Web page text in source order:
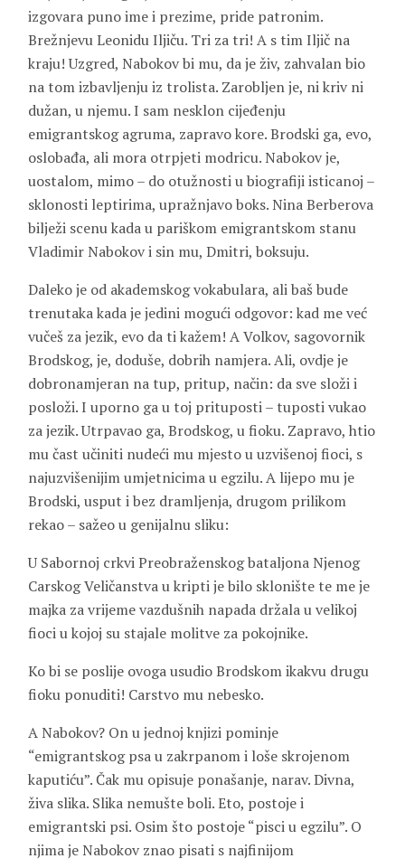
izgovara puno ime i prezime, pride patronim.
Brežnjevu Leonidu Iljiču. Tri za tri! A s tim Iljič na
kraju! Uzgred, Nabokov bi mu, da je živ, zahvalan bio
na tom izbavljenju iz trolista. Zarobljen je, ni kriv ni
dužan, u njemu. I sam nesklon cijeđenju
emigrantskog agruma, zapravo kore. Brodski ga, evo,
oslobađa, ali mora otrpjeti modricu. Nabokov je,
uostalom, mimo – do otužnosti u biografiji isticanoj –
sklonosti leptirima, upražnjavo boks. Nina Berberova
bilježi scenu kada u pariškom emigrantskom stanu
Vladimir Nabokov i sin mu, Dmitri, boksuju.
Daleko je od akademskog vokabulara, ali baš bude
trenutaka kada je jedini mogući odgovor: kad me već
vučeš za jezik, evo da ti kažem! A Volkov, sagovornik
Brodskog, je, doduše, dobrih namjera. Ali, ovdje je
dobronamjeran na tup, pritup, način: da sve složi i
posloži. I uporno ga u toj prituposti – tuposti vukao
za jezik. Utrpavao ga, Brodskog, u fioku. Zapravo, htio
mu čast učiniti nudeći mu mjesto u uzvišenoj fioci, s
najuzvišenijim umjetnicima u egzilu. A lijepo mu je
Brodski, usput i bez dramljenja, drugom prilikom
rekao – sažeo u genijalnu sliku:
U Sabornoj crkvi Preobraženskog bataljona Njenog
Carskog Veličanstva u kripti je bilo sklonište te me je
majka za vrijeme vazdušnih napada držala u velikoj
fioci u kojoj su stajale molitve za pokojnike.
Ko bi se poslije ovoga usudio Brodskom ikakvu drugu
fioku ponuditi! Carstvo mu nebesko.
A Nabokov? On u jednoj knjizi pominje
“emigrantskog psa u zakrpanom i loše skrojenom
kaputiću”. Čak mu opisuje ponašanje, narav. Divna,
živa slika. Slika nemušte boli. Eto, postoje i
emigrantski psi. Osim što postoje “pisci u egzilu”. O
njima je Nabokov znao pisati s najfinijom